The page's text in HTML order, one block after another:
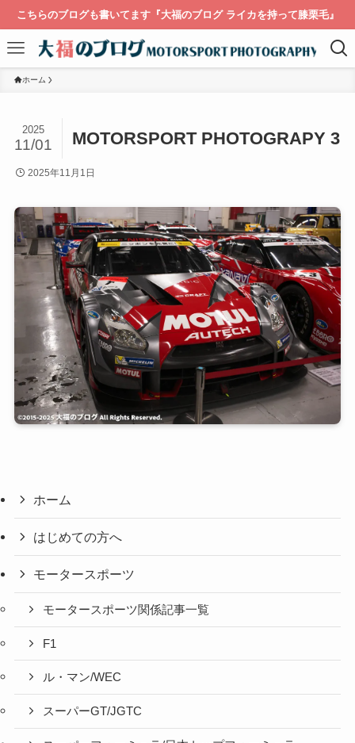
こちらのブログも書いてます『大福のブログ ライカを持って膝栗毛』
ホーム
MOTORSPORT PHOTOGRAPY 3
2025
11/01
2025年11月1日
ホーム
はじめての方へ
モータースポーツ
モータースポーツ関係記事一覧
F1
ル・マン/WEC
スーパーGT/JGTC